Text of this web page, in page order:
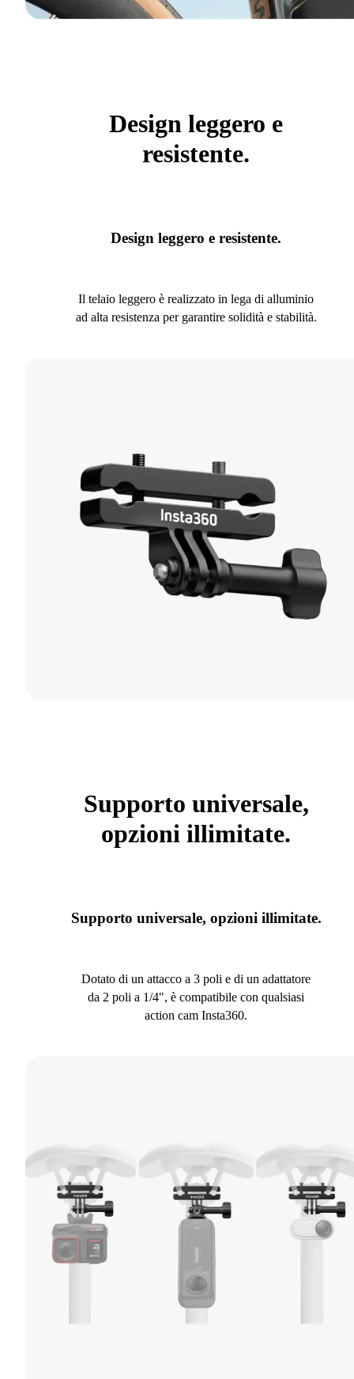
Design leggero e
resistente.
Design leggero e resistente.
Il telaio leggero è realizzato in lega di alluminio
ad alta resistenza per garantire solidità e stabilità.
Supporto universale,
opzioni illimitate.
Supporto universale, opzioni illimitate.
Dotato di un attacco a 3 poli e di un adattatore
da 2 poli a 1/4", è compatibile con qualsiasi
action cam Insta360.